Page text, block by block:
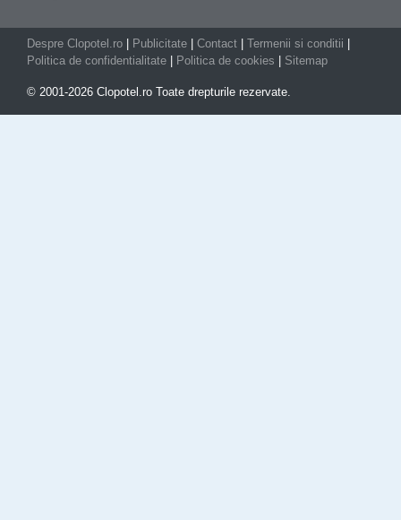
Despre Clopotel.ro Publicitate Contact Termenii si conditii
Politica de confidentialitate
Politica de cookies Sitemap
© 2001-2026 Clopotel.ro Toate drepturile rezervate.